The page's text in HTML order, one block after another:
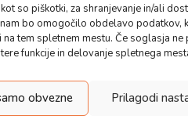
so piškotki, za shranjevanje in/ali
bo omogočilo obdelavo podatkov,
tem spletnem mestu. Če soglasja ne
funkcije in delovanje spletnega
obvezne Prilagodi